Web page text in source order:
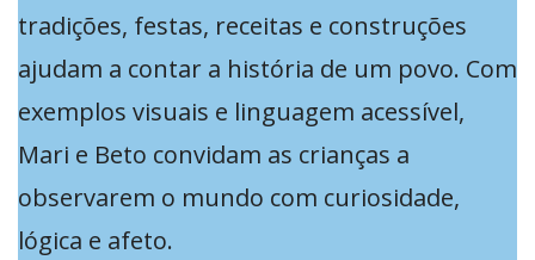
tradições, festas, receitas e construções
ajudam a contar a história de um povo. Com
exemplos visuais e linguagem acessível,
Mari e Beto convidam as crianças a
observarem o mundo com curiosidade,
lógica e afeto.